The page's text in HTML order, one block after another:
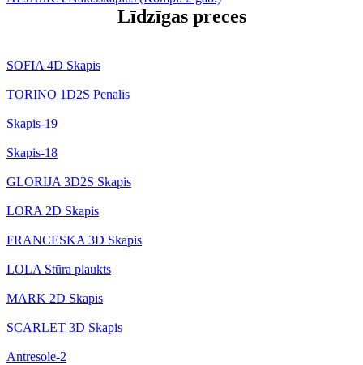
Līdzīgas preces
SOFIA 4D Skapis
TORINO 1D2S Penālis
Skapis-19
Skapis-18
GLORIJA 3D2S Skapis
LORA 2D Skapis
FRANCESKA 3D Skapis
LOLA Stūra plaukts
MARK 2D Skapis
SCARLET 3D Skapis
Antresole-2